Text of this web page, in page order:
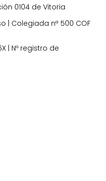
0104 de Vitoria
| Colegiada nª 500 COF
| Nº registro de